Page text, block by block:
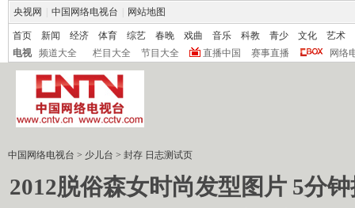
央视网 中国网络电视台 网站地图
首页 新闻 经济 体育 综艺 春晚 戏曲 音乐 科教 青少 文化
艺术
电视
频道大全 栏目大全 节目大全 直播中国 赛事直播 网络
中国网络电视台 > 少儿台 > 封存 日志测试页
2012脱俗森女时尚发型图片 5分